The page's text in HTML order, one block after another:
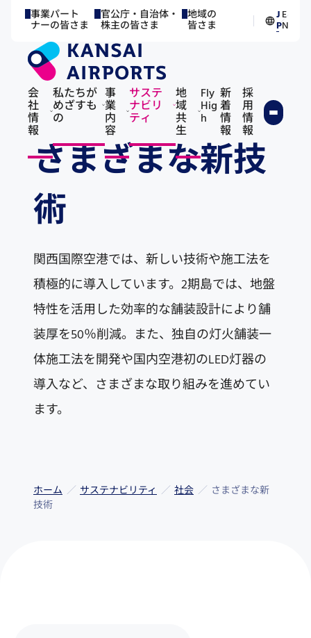
事業パート
ナーの皆さま
官公庁・自治体・
株主の皆さま
地域の
皆さま
J
P／
E
N
会
社
情
報
私たちが
めざすも
の
事
業
内
容
サステ
ナビリ
ティ
地
域
共
生
Fly
Hig
h
新
着
情
報
採
用
情
報
さまざまな新技
術
関西国際空港では、新しい技術や施工法を
積極的に導入しています。2期島では、地盤
特性を活用した効率的な舗装設計により舗
装厚を50％削減。また、独自の灯火舗装一
体施工法を開発や国内空港初のLED灯器の
導入など、さまざまな取り組みを進めてい
ます。
ホーム サステナビリティ 社会
さまざまな新
技術